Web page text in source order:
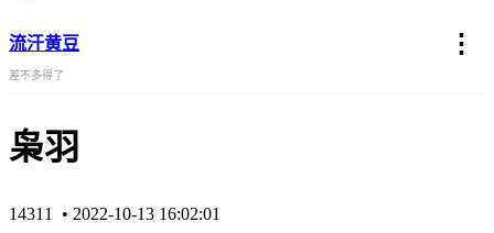
流汗黄豆 ⋮
差不多得了
枭羽
14311 • 2022-10-13 16:02:01